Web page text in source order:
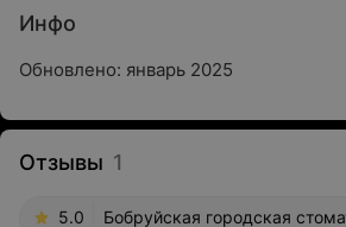
Инфо
Обновлено: январь 2025
Отзывы 1
5.0 Бобруйская городская